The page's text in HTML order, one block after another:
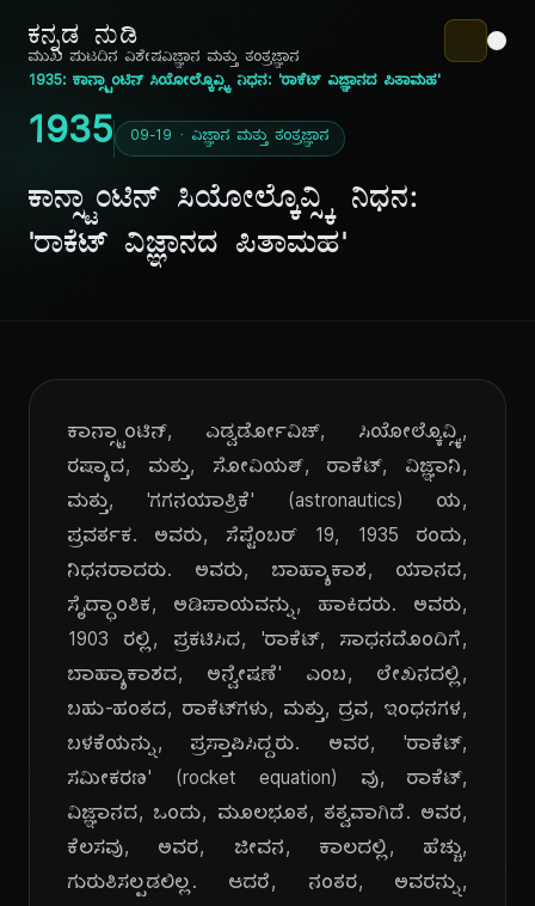
ಕನ್ನಡ ನುಡಿ
ಮುಖ ಪುಟದಿನ ವಿಶೇಷವಿಜ್ಞಾನ ಮತ್ತು ತಂತ್ರಜ್ಞಾನ
1935: ಕಾನ್ಸ್ಟಾಂಟಿನ್ ಸಿಯೋಲ್ಕೊವ್ಸ್ಕಿ ನಿಧನ: 'ರಾಕೆಟ್ ವಿಜ್ಞಾನದ ಪಿತಾಮಹ'
1935 09-19 · ವಿಜ್ಞಾನ ಮತ್ತು ತಂತ್ರಜ್ಞಾನ
ಕಾನ್ಸ್ಟಾಂಟಿನ್ ಸಿಯೋಲ್ಕೊವ್ಸ್ಕಿ ನಿಧನ:
'ರಾಕೆಟ್ ವಿಜ್ಞಾನದ ಪಿತಾಮಹ'
ಕಾನ್ಸ್ಟಾಂಟಿನ್, ಎಡ್ವರ್ಡೋವಿಚ್, ಸಿಯೋಲ್ಕೊವ್ಸ್ಕಿ,
ರಷ್ಯಾದ, ಮತ್ತು, ಸೋವಿಯತ್, ರಾಕೆಟ್, ವಿಜ್ಞಾನಿ,
ಮತ್ತು, 'ಗಗನಯಾತ್ರಿಕೆ' (astronautics) ಯ,
ಪ್ರವರ್ತಕ. ಅವರು, ಸೆಪ್ಟೆಂಬರ್ 19, 1935 ರಂದು,
ನಿಧನರಾದರು. ಅವರು, ಬಾಹ್ಯಾಕಾಶ, ಯಾನದ,
ಸೈದ್ಧಾಂತಿಕ, ಅಡಿಪಾಯವನ್ನು, ಹಾಕಿದರು. ಅವರು,
1903 ರಲ್ಲಿ, ಪ್ರಕಟಿಸಿದ, 'ರಾಕೆಟ್, ಸಾಧನದೊಂದಿಗೆ,
ಬಾಹ್ಯಾಕಾಶದ, ಅನ್ವೇಷಣೆ' ಎಂಬ, ಲೇಖನದಲ್ಲಿ,
ಬಹು-ಹಂತದ, ರಾಕೆಟ್‌ಗಳು, ಮತ್ತು, ದ್ರವ, ಇಂಧನಗಳ,
ಬಳಕೆಯನ್ನು, ಪ್ರಸ್ತಾಪಿಸಿದ್ದರು. ಅವರ, 'ರಾಕೆಟ್,
ಸಮೀಕರಣ' (rocket equation) ವು, ರಾಕೆಟ್,
ವಿಜ್ಞಾನದ, ಒಂದು, ಮೂಲಭೂತ, ತತ್ವವಾಗಿದೆ. ಅವರ,
ಕೆಲಸವು, ಅವರ, ಜೀವನ, ಕಾಲದಲ್ಲಿ, ಹೆಚ್ಚು,
ಗುರುತಿಸಲ್ಪಡಲಿಲ್ಲ. ಆದರೆ, ನಂತರ, ಅವರನ್ನು,